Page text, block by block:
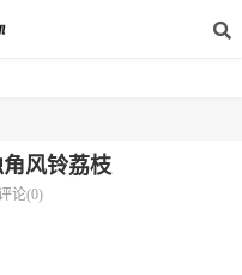
风铃荔枝
论(0)